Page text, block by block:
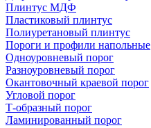
Плинтус МДФ
Пластиковый плинтус
Полиуретановый плинтус
Пороги и профили напольные
Одноуровневый порог
Разноуровневый порог
Окантовочный краевой порог
Угловой порог
Т-образный порог
Ламинированный порог